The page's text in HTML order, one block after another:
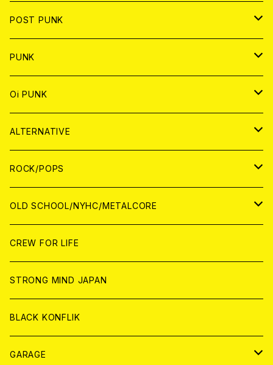
DIGITAL CONTENTS
ANALOG
JAPAN
CD
ANALOG
WORLD
CD
ANALOG
POST PUNK
CD
JAPAN
WORLD
ANALOG
JAPAN
WORLD
PUNK
JAPAN
CD
ANALOG
WORLD
CD
ANALOG
Oi PUNK
JAPAN
CD
ANALOG
WOLRD
CD
ANALOG
ALTERNATIVE
JAPAN
CD
ANALOG
WORLD
CD
ANALOG
ROCK/POPS
JAPAN
CD
ANALOG
WORLD
CD
ANALOG
OLD SCHOOL/NYHC/METALCORE
JAPAN
CD
ANALOG
WORLD
CD
ANALOG
CREW FOR LIFE
STRONG MIND JAPAN
BLACK KONFLIK
GARAGE